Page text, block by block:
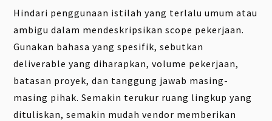
Hindari penggunaan istilah yang terlalu umum atau
ambigu dalam mendeskripsikan scope pekerjaan.
Gunakan bahasa yang spesifik, sebutkan
deliverable yang diharapkan, volume pekerjaan,
batasan proyek, dan tanggung jawab masing-
masing pihak. Semakin terukur ruang lingkup yang
dituliskan, semakin mudah vendor memberikan